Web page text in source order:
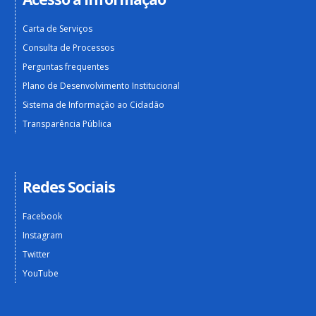
Carta de Serviços
Consulta de Processos
Perguntas frequentes
Plano de Desenvolvimento Institucional
Sistema de Informação ao Cidadão
Transparência Pública
Redes Sociais
Facebook
Instagram
Twitter
YouTube